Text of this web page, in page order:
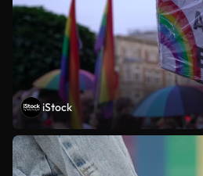
iStock